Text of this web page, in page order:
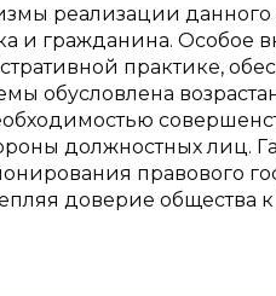
реализации данного
и гражданина. Особое
практике,
обусловлена
должностных лиц.
правового
доверие общества